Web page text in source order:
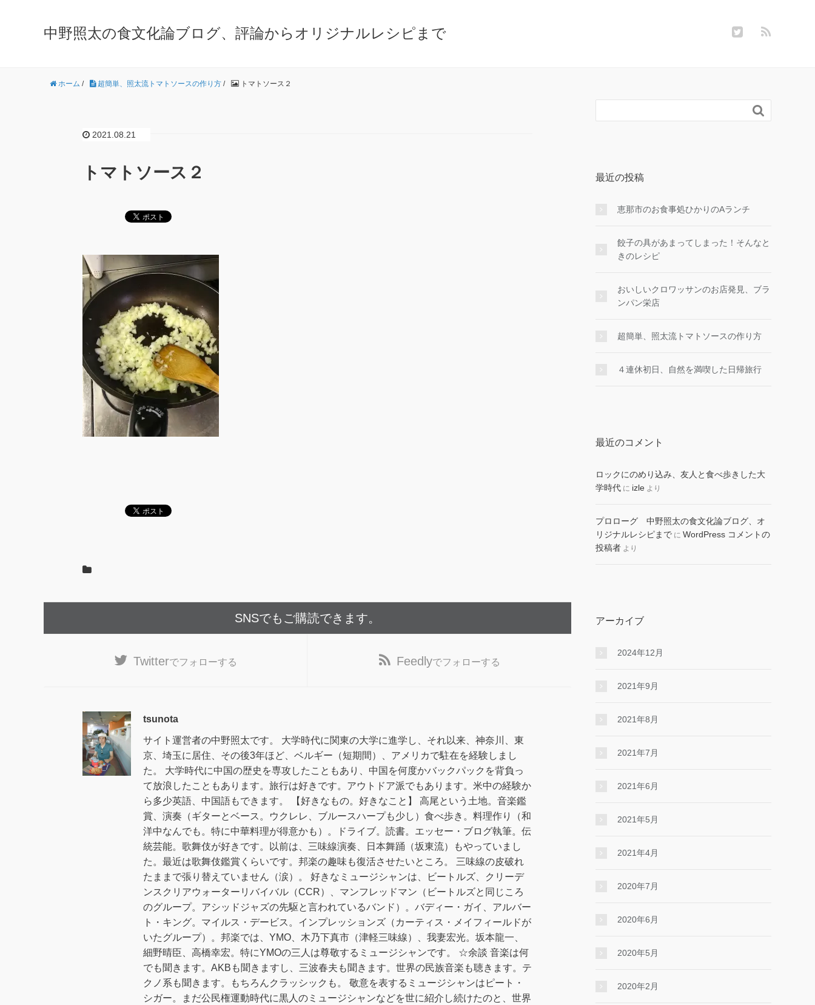
中野照太の食文化論ブログ、評論からオリジナルレシピまで
ホーム / 超簡単、照太流トマトソースの作り方 / トマトソース２
2021.08.21
トマトソース２
SNSでもご購読できます。
Twitterでフォローする Feedlyでフォローする
tsunota
サイト運営者の中野照太です。 大学時代に関東の大学に進学し、それ以来、神奈川、東
京、埼玉に居住、その後3年ほど、ベルギー（短期間）、アメリカで駐在を経験しまし
た。 大学時代に中国の歴史を専攻したこともあり、中国を何度かバックパックを背負っ
て放浪したこともあります。旅行は好きです。アウトドア派でもあります。米中の経験か
ら多少英語、中国語もできます。 【好きなもの。好きなこと】 高尾という土地。音楽鑑
賞、演奏（ギターとベース。ウクレレ、ブルースハープも少し）食べ歩き。料理作り（和
洋中なんでも。特に中華料理が得意かも）。ドライブ。読書。エッセー・ブログ執筆。伝
統芸能。歌舞伎が好きです。以前は、三味線演奏、日本舞踊（坂東流）もやっていまし
た。最近は歌舞伎鑑賞くらいです。邦楽の趣味も復活させたいところ。 三味線の皮破れ
たままで張り替えていません（涙）。 好きなミュージシャンは、ビートルズ、クリーデ
ンスクリアウォーターリバイバル（CCR）、マンフレッドマン（ビートルズと同じころ
のグループ。アシッドジャズの先駆と言われているバンド）。バディー・ガイ、アルバー
ト・キング。マイルス・デービス。インプレッションズ（カーティス・メイフィールドが
いたグループ）。邦楽では、YMO、木乃下真市（津軽三味線）、我妻宏光。坂本龍一、
細野晴臣、高橋幸宏。特にYMOの三人は尊敬するミュージシャンです。 ☆余談 音楽は何
でも聞きます。AKBも聞きますし、三波春夫も聞きます。世界の民族音楽も聴きます。テ
クノ系も聞きます。もちろんクラッシックも。 敬意を表するミュージシャンはピート・
シガー。まだ公民権運動時代に黒人のミュージシャンなどを世に紹介し続けたのと、世界

最近の投稿
恵那市のお食事処ひかりのAランチ
餃子の具があまってしまった！そんなと
きのレシピ
おいしいクロワッサンのお店発見、ブラ
ンパン栄店
超簡単、照太流トマトソースの作り方
４連休初日、自然を満喫した日帰旅行
最近のコメント
ロックにのめり込み、友人と食べ歩きした大
学時代 に izle より
プロローグ 中野照太の食文化論ブログ、オ
リジナルレシピまで に WordPress コメントの
投稿者 より
アーカイブ
2024年12月
2021年9月
2021年8月
2021年7月
2021年6月
2021年5月
2021年4月
2020年7月
2020年6月
2020年5月
2020年2月